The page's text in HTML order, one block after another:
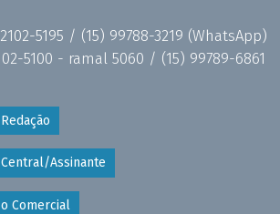
5195 / (15) 99788-3219 (WhatsApp)
5100 - ramal 5060 / (15) 99789-6861
Assinante
Comercial